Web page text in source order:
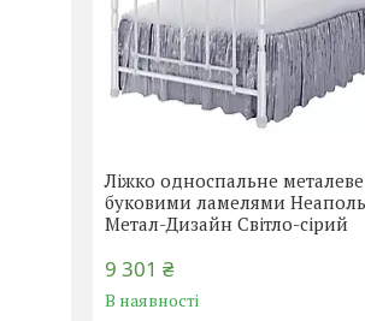
Ліжко односпальне металеве
буковими ламелями
Метал-Дизайн Світло-сірий
9 301 ₴
В наявності